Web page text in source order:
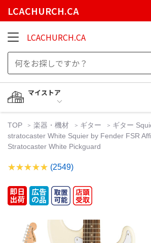
LCACHURCH.CA
LCACHURCH.CA
マイストア
TOP 楽器・機材 ギター
ギター
stratocaster White Squier by Fender FSR
Stratocaster White Pickguard
(2549)